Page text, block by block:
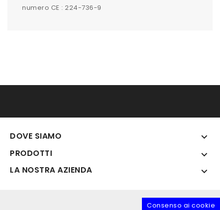
numero CE : 224-736-9
DOVE SIAMO 
PRODOTTI 
LA NOSTRA AZIENDA 
Consenso ai cookie